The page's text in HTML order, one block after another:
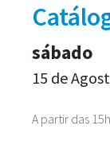
A partir das 15h
sábado
15 de